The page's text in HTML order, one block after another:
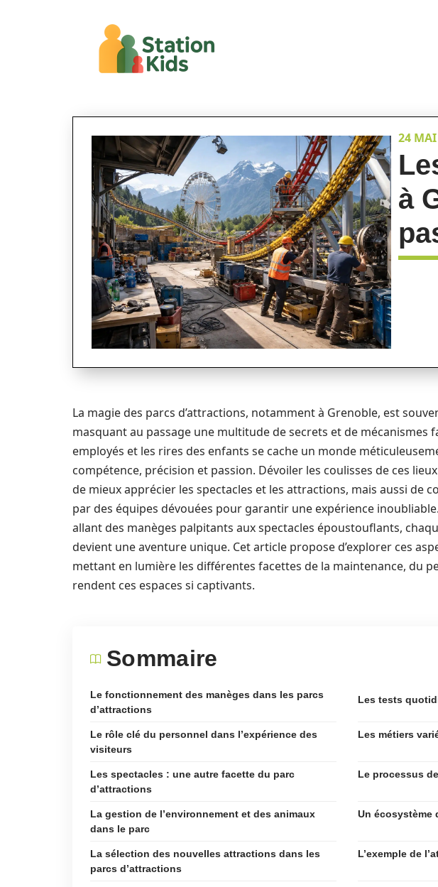
24
à
La magie des parcs d’attractions, notamment à Grenoble, est
masquant au passage une multitude de secrets et de mécanismes
employés et les rires des enfants se cache un monde
compétence, précision et passion. Dévoiler les coulisses de ces
de mieux apprécier les spectacles et les attractions, mais aussi de
par des équipes dévouées pour garantir une expérience
allant des manèges palpitants aux spectacles époustouflants,
devient une aventure unique. Cet article propose d’explorer ces
mettant en lumière les différentes facettes de la maintenance, du
rendent ces espaces si captivants.
Sommaire
Le fonctionnement des manèges dans les parcs
d’attractions
Les tests
Le rôle clé du personnel dans l’expérience des
visiteurs
Les métiers
Les spectacles : une autre facette du parc
d’attractions
Le processus
La gestion de l’environnement et des animaux
dans le parc
Un écosystème
La sélection des nouvelles attractions dans les
parcs d’attractions
L’exemple de